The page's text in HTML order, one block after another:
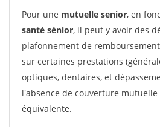
Pour une mutuelle senior, en
santé sénior, il peut y avoir des
plafonnement de
sur certaines prestations
optiques, dentaires, et
l'absence de couverture
équivalente.